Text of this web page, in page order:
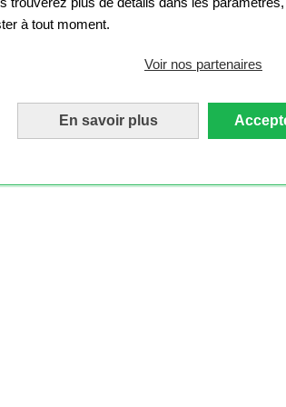
à tout moment.
Voir nos partenaires
En savoir plus